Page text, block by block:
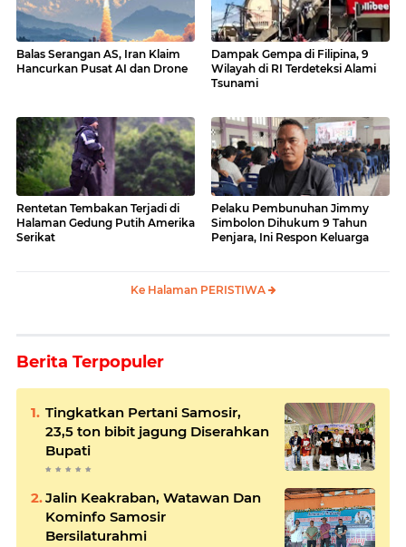
Balas Serangan AS, Iran Klaim
Hancurkan Pusat AI dan Drone
Dampak Gempa di Filipina, 9
Wilayah di RI Terdeteksi Alami
Tsunami
Rentetan Tembakan Terjadi di
Halaman Gedung Putih Amerika
Serikat
Pelaku Pembunuhan Jimmy
Simbolon Dihukum 9 Tahun
Penjara, Ini Respon Keluarga
Ke Halaman PERISTIWA
Berita Terpopuler
Tingkatkan Pertani Samosir,
23,5 ton bibit jagung Diserahkan
Bupati
Jalin Keakraban, Watawan Dan
Kominfo Samosir
Bersilaturahmi